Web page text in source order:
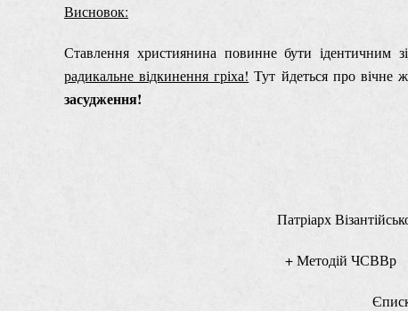
Висновок:
Ставлення християнина повинне бути ідентичним
радикальне відкинення гріха! Тут йдеться про вічне
засудження!
Патріарх
+ Методій